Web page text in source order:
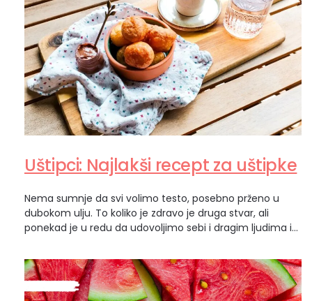
Uštipci: Najlakši recept za uštipke
Nema sumnje da svi volimo testo, posebno prženo u
dubokom ulju. To koliko je zdravo je druga stvar, ali
ponekad je u redu da udovoljimo sebi i dragim ljudima i
slatki ili slani, kako više volite. Osnovno testo se pravi na
isti način i ovo su uštipci…